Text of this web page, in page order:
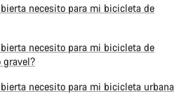
necesito para mi bicicleta de
necesito para mi bicicleta de
gravel?
necesito para mi bicicleta urbana